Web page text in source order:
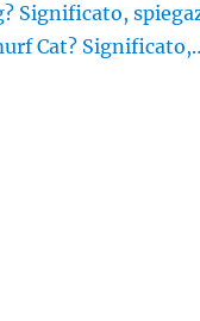
Significato,
Cat?